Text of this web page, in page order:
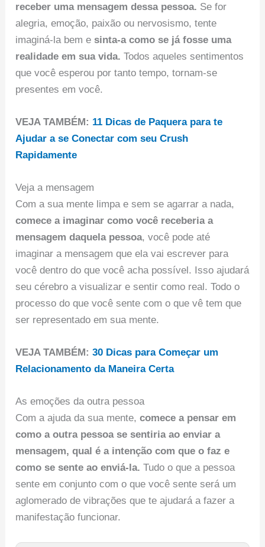
receber uma mensagem dessa pessoa. Se for
alegria, emoção, paixão ou nervosismo, tente
imaginá-la bem esinta-a como se já fosse uma
realidade em sua vida. Todos aqueles sentimentos
que você esperou por tanto tempo, tornam-se
presentes em você.
VEJA TAMBÉM: 11 Dicas de Paquera para te
Ajudar a se Conectar com seu Crush
Rapidamente
Veja a mensagem
Com a sua mente limpa e sem se agarrar a nada,
comece a imaginar como você receberia a
mensagem daquela pessoa, você pode até
imaginar a mensagem que ela vai escrever para
você dentro do que você acha possível. Isso ajudará
seu cérebro a visualizar e sentir como real. Todo o
processo do que você sente com o que vê tem que
ser representado em sua mente.
VEJA TAMBÉM:30 Dicas para Começar um
Relacionamento da Maneira Certa
As emoções da outra pessoa
Com a ajuda da sua mente,comece a pensar em
como a outra pessoa se sentiria ao enviar a
mensagem, qual é a intenção com que o faz e
como se sente ao enviá-la. Tudo o que a pessoa
sente em conjunto com o que você sente será um
aglomerado de vibrações que te ajudará a fazer a
manifestação funcionar.